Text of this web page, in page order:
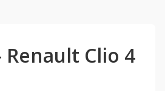
Clio 4